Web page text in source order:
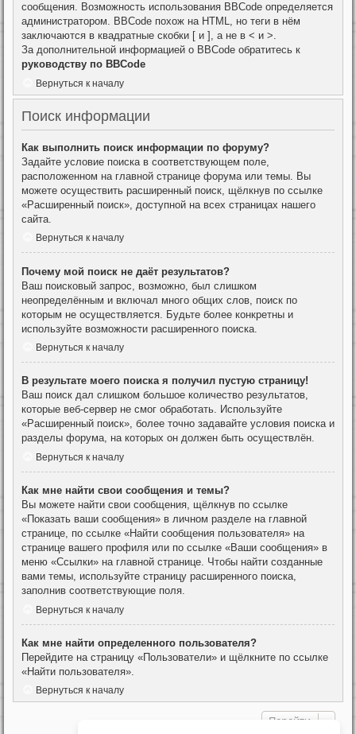
сообщения. Возможность использования BBCode определяется
администратором. BBCode похож на HTML, но теги в нём
заключаются в квадратные скобки [ и ], а не в < и >.
За дополнительной информацией о BBCode обратитесь к
руководству по BBCode
Вернуться к началу
Поиск информации
Как выполнить поиск информации по форуму?
Задайте условие поиска в соответствующем поле,
расположенном на главной странице форума или темы. Вы
можете осуществить расширенный поиск, щёлкнув по ссылке
«Расширенный поиск», доступной на всех страницах нашего
сайта.
Вернуться к началу
Почему мой поиск не даёт результатов?
Ваш поисковый запрос, возможно, был слишком
неопределённым и включал много общих слов, поиск по
которым не осуществляется. Будьте более конкретны и
используйте возможности расширенного поиска.
Вернуться к началу
В результате моего поиска я получил пустую страницу!
Ваш поиск дал слишком большое количество результатов,
которые веб-сервер не смог обработать. Используйте
«Расширенный поиск», более точно задавайте условия поиска и
разделы форума, на которых он должен быть осуществлён.
Вернуться к началу
Как мне найти свои сообщения и темы?
Вы можете найти свои сообщения, щёлкнув по ссылке
«Показать ваши сообщения» в личном разделе на главной
странице, по ссылке «Найти сообщения пользователя» на
странице вашего профиля или по ссылке «Ваши сообщения» в
меню «Ссылки» на главной странице. Чтобы найти созданные
вами темы, используйте страницу расширенного поиска,
заполнив соответствующие поля.
Вернуться к началу
Как мне найти определенного пользователя?
Перейдите на страницу «Пользователи» и щёлкните по ссылке
«Найти пользователя».
Вернуться к началу
Перейти